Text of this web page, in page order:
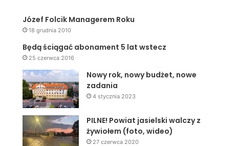
Józef Folcik Managerem Roku
18 grudnia 2010
Będą ściągać abonament 5 lat wstecz
25 czerwca 2016
Nowy rok, nowy budżet, nowe
zadania
4 stycznia 2023
PILNE! Powiat jasielski walczy z
żywiołem (foto, wideo)
27 czerwca 2020